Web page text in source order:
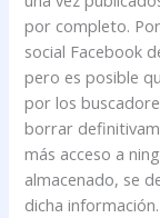
por completo.
social Facebook
pero es posible
por los
borrar
más acceso a
almacenado, se
dicha